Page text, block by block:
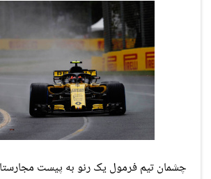
چشمان تیم فرمول یک رنو به پیست